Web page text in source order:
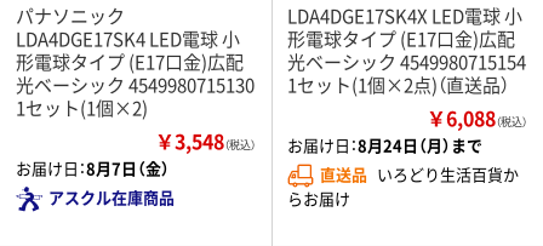
パナソニック
LDA4DGE17SK4 LED電球 小
形電球タイプ (E17口金)広配
光ベーシック 4549980715130
1セット(1個×2)
￥3,548（税込）
お届け日：8月7日（金）
アスクル在庫商品
LDA4DGE17SK4X LED電球 小
形電球タイプ (E17口金)広配
光ベーシック 4549980715154
1セット(1個×2点)（直送品）
￥6,088（税込）
お届け日：8月24日（月）まで
直送品 いろどり生活百貨か
らお届け